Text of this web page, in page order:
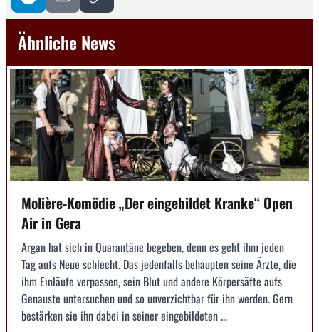
Ähnliche News
Molière-Komödie „Der eingebildet Kranke“ Open
Air in Gera
Argan hat sich in Quarantäne begeben, denn es geht ihm jeden
Tag aufs Neue schlecht. Das jedenfalls behaupten seine Ärzte, die
ihm Einläufe verpassen, sein Blut und andere Körpersäfte aufs
Genauste untersuchen und so unverzichtbar für ihn werden. Gern
bestärken sie ihn dabei in seiner eingebildeten ...